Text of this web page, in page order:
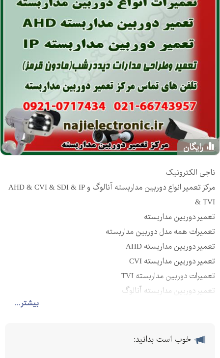
رایگان
بیشتر...
ناجی الکترونیک
مرکز تعمیر انواع دوربین مداربسته آنالوگ و AHD & CVI & SDI & IP
& TVI
تعمیر دوربین مداربسته
تعمیرات همه مدل دوربین مداربسته
تعمیر دوربین مداربسته AHD
تعمیر دوربین مداربسته CVI
تعمیرات دوربین مداربسته TVI
تعمیر دوربین مداربسته آنالوگ
تعمیر انواع دوربین مداربسته
خوب است بدانید: